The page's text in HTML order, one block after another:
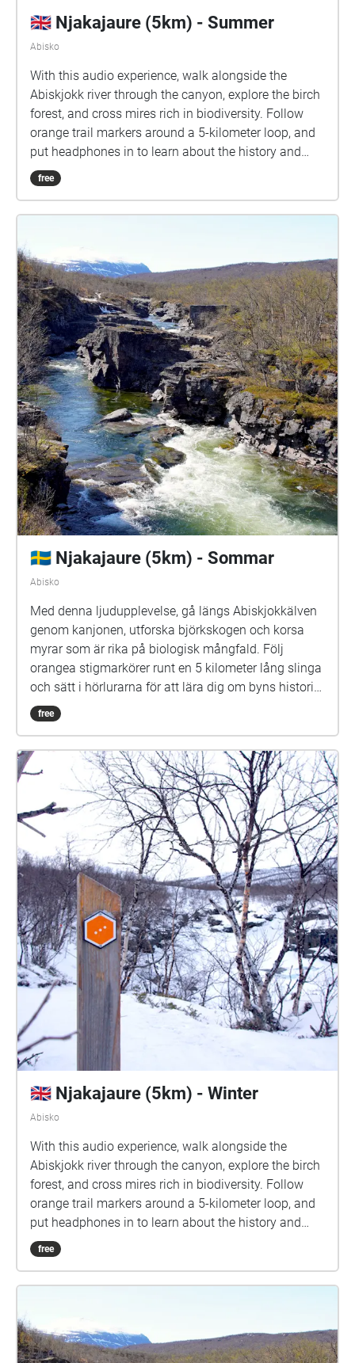
🇬🇧 Njakajaure (5km) - Summer
Abisko
With this audio experience, walk alongside the
Abiskjokk river through the canyon, explore the birch
forest, and cross mires rich in biodiversity. Follow
orange trail markers around a 5-kilometer loop, and
put headphones in to learn about the history and
geology of the village, find out more about the
scientific research taking place here in the arctic, and
opportunities to see and photograph specialist
alpine plants and to become a citizen scientist with
iNaturalist.
free
🇸🇪 Njakajaure (5km) - Sommar
Abisko
Med denna ljudupplevelse, gå längs Abiskjokkälven
genom kanjonen, utforska björkskogen och korsa
myrar som är rika på biologisk mångfald. Följ
orangea stigmarkörer runt en 5 kilometer lång slinga
och sätt i hörlurarna för att lära dig om byns historia
och om områdets geologi, ta reda på mer om den
forskning som äger rum här i Arktis och leta efter
natursköna och enkla rutt är populär bland besökare
på både vintern och sommaren och är full av
möjligheter att se och fotografera specialiserade
alpina växter och bli en medborgarforskare med
iNaturalist.
free
🇬🇧 Njakajaure (5km) - Winter
Abisko
With this audio experience, walk alongside the
Abiskjokk river through the canyon, explore the birch
forest, and cross mires rich in biodiversity. Follow
orange trail markers around a 5-kilometer loop, and
put headphones in to learn about the history and
geology of the village, find out more about the
scientific research taking place here in the arctic.
become a citizen scientist with iNaturalist.
free